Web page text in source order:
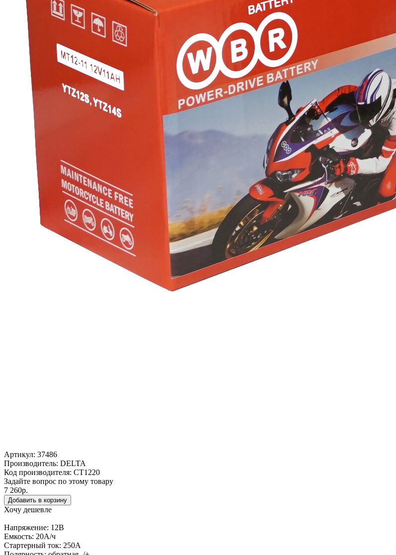
Артикул: 37486
Производитель: DELTA
Код производителя: CT1220
Задайте вопрос по этому товару
7 260р.
Хочу дешевле
Напряжение: 12В
Емкость: 20А/ч
Стартерный ток: 250А